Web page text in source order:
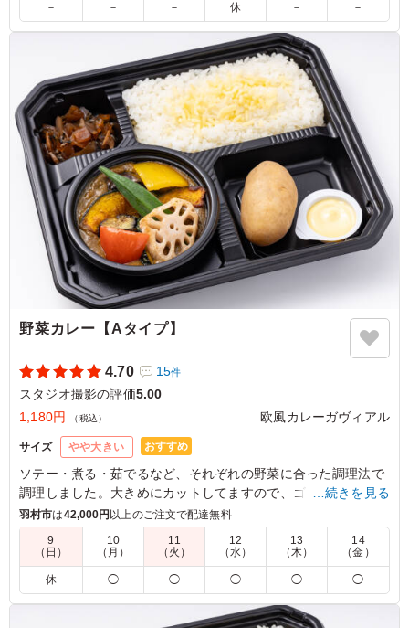
5.0
さすが焼肉屋さん、豚タンの質が良いです。絶妙な厚みで
絶品。ネギ塩だれがガツンと効きつつも後味は爽やかで、
箸が止まらなくなります。スタミナをつけたい時や、お酒
のおつまみにも合いそうな味わい。
ご利用シーン： ロケ・撮影 › スタジオ撮影
東京都世田谷区野沢2026/06/15
－ － － 休 － －
野菜カレー【Aタイプ】
4.70 15件
スタジオ撮影の評価5.00
1,180円
（税込） 欧風カレーガヴィアル
サイズ やや大きい おすすめ
ソテー・煮る・茹でるなど、それぞれの野菜に合った調理法で
調理しました。大きめにカットしてますので、ゴロゴロした食
感をお楽しみいただけます。(季節によって野菜の内容は異なり
ます。)
5.0
大きくカットされた野菜は彩りが良く、非常に魅力的で人
気のメニューでした。丸ごと入ったジャガイモも箸休めに
…続きを見る
羽村市は42,000円以上のご注文で配達無料
9
（日）
10
（月）
11
（火）
12
（水）
13
（木）
14
（金）
休 ◯ ◯ ◯ ◯ ◯